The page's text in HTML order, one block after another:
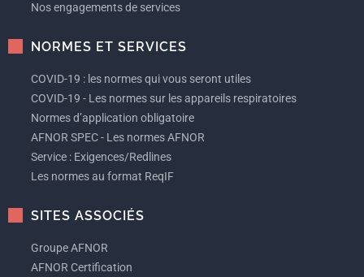
Nos engagements de services
NORMES ET SERVICES
COVID-19 : les normes qui vous seront utiles
COVID-19 - Les normes sur les appareils respiratoires
Normes d’application obligatoire
AFNOR SPEC - Les normes AFNOR
Service : Exigences/Redlines
Les normes au format ReqIF
SITES ASSOCIÉS
Groupe AFNOR
AFNOR Certification